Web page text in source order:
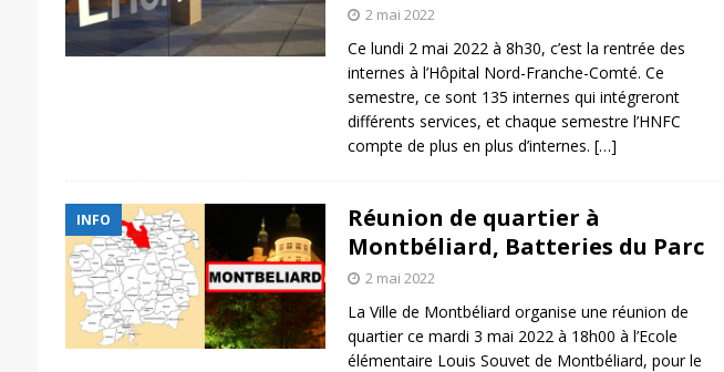
2 mai 2022
Ce lundi 2 mai 2022 à 8h30, c’est la rentrée des
internes à l’Hôpital Nord-Franche-Comté. Ce
semestre, ce sont 135 internes qui intégreront
différents services, et chaque semestre l’HNFC
compte de plus en plus d’internes. […]
INFO
Réunion de quartier à
Montbéliard, Batteries du Parc
2 mai 2022
La Ville de Montbéliard organise une réunion de
quartier ce mardi 3 mai 2022 à 18h00 à l’Ecole
élémentaire Louis Souvet de Montbéliard, pour le